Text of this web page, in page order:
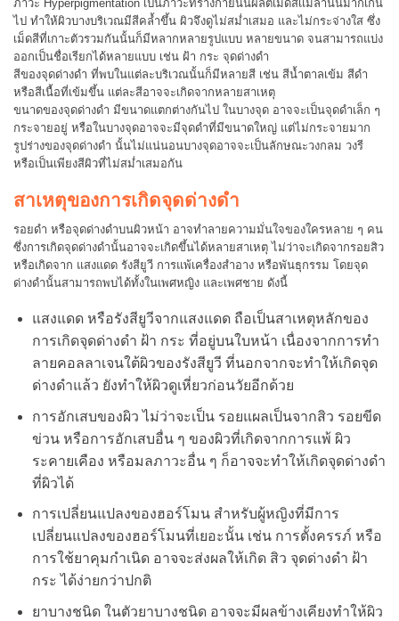
ภาวะ Hyperpigmentation เป็นภาวะที่ร่างกายนั้นผลิตเม็ดสีเเมลานินมากเกิน
ไป ทำให้ผิวบางบริเวณมีสีคล้ำขึ้น ผิวจึงดูไม่สม่ำเสมอ และไม่กระจ่างใส ซึ่ง
เม็ดสีที่เกาะตัวรวมกันนั้นก็มีหลากหลายรูปแบบ หลายขนาด จนสามารถแบ่ง
ออกเป็นชื่อเรียกได้หลายแบบ เช่น ฝ้า กระ จุดด่างดำ
สีของจุดด่างดำ ที่พบในแต่ละบริเวณนั้นก็มีหลายสี เช่น สีน้ำตาลเข้ม สีดำ
หรือสีเนื้อที่เข้มขึ้น แต่ละสีอาจจะเกิดจากหลายสาเหตุ
ขนาดของจุดด่างดำ มีขนาดแตกต่างกันไป ในบางจุด อาจจะเป็นจุดดำเล็ก ๆ
กระจายอยู่ หรือในบางจุดอาจจะมีจุดดำที่มีขนาดใหญ่ แต่ไม่กระจายมาก
รูปร่างของจุดด่างดำ นั้นไม่แน่นอนบางจุดอาจจะเป็นลักษณะวงกลม วงรี
หรือเป็นเพียงสีผิวที่ไม่สม่ำเสมอกัน
สาเหตุของการเกิดจุดด่างดำ
รอยดำ หรือจุดด่างดำบนผิวหน้า อาจทำลายความมั่นใจของใครหลาย ๆ คน
ซึ่งการเกิดจุดด่างดำนั้นอาจจะเกิดขึ้นได้หลายสาเหตุ ไม่ว่าจะเกิดจากรอยสิว
หรือเกิดจาก แสงแดด รังสียูวี การแพ้เครื่องสำอาง หรือพันธุกรรม โดยจุด
ด่างดำนั้นสามารถพบได้ทั้งในเพศหญิง และเพศชาย ดังนี้
แสงแดด หรือรังสียูวีจากแสงแดด ถือเป็นสาเหตุหลักของ
การเกิดจุดด่างดำ ฝ้า กระ ที่อยู่บนใบหน้า เนื่องจากการทำ
ลายคอลลาเจนใต้ผิวของรังสียูวี ที่นอกจากจะทำให้เกิดจุด
ด่างดำแล้ว ยังทำให้ผิวดูเหี่ยวก่อนวัยอีกด้วย
การอักเสบของผิว ไม่ว่าจะเป็น รอยแผลเป็นจากสิว รอยขีด
ข่วน หรือการอักเสบอื่น ๆ ของผิวที่เกิดจากการแพ้ ผิว
ระคายเคือง หรือมลภาวะอื่น ๆ ก็อาจจะทำให้เกิดจุดด่างดำ
ที่ผิวได้
การเปลี่ยนแปลงของฮอร์โมน สำหรับผู้หญิงที่มีการ
เปลี่ยนแปลงของฮอร์โมนที่เยอะนั้น เช่น การตั้งครรภ์ หรือ
การใช้ยาคุมกำเนิด อาจจะส่งผลให้เกิด สิว จุดด่างดำ ฝ้า
กระ ได้ง่ายกว่าปกติ
ยาบางชนิด ในตัวยาบางชนิด อาจจะมีผลข้างเคียงทำให้ผิว